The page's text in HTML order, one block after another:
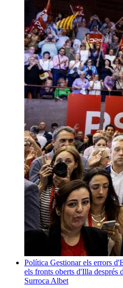
Política Gestionar els errors
els fronts oberts d'Illa després
Surroca Albet